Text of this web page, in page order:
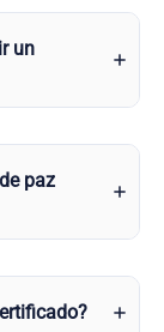
un
paz